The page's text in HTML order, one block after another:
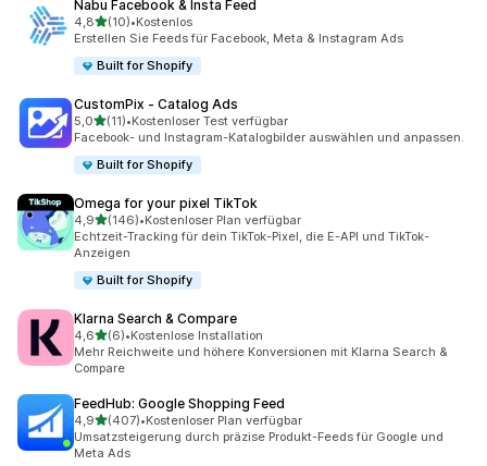
Nabu Facebook & Insta Feed
4,8von 5 Sternen
(10)
10 Rezensionen insgesamt
•Kostenlos
Erstellen Sie Feeds für Facebook, Meta & Instagram Ads
Built for Shopify
CustomPix ‑ Catalog Ads
5,0von 5 Sternen
(11)
11 Rezensionen insgesamt
•Kostenloser Test verfügbar
Facebook- und Instagram-Katalogbilder auswählen und anpassen.
Built for Shopify
Omega for your pixel TikTok
4,9von 5 Sternen
(146)
146 Rezensionen insgesamt
•Kostenloser Plan verfügbar
Echtzeit-Tracking für dein TikTok-Pixel, die E-API und TikTok-
Anzeigen
Built for Shopify
Klarna Search & Compare
4,6von 5 Sternen
(6)
6 Rezensionen insgesamt
•Kostenlose Installation
Mehr Reichweite und höhere Konversionen mit Klarna Search &
Compare
FeedHub: Google Shopping Feed
4,9von 5 Sternen
(407)
407 Rezensionen insgesamt
•Kostenloser Plan verfügbar
Umsatzsteigerung durch präzise Produkt-Feeds für Google und
Meta Ads